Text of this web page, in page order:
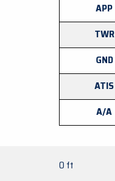
APP
TWR
GND
ATIS
A/A
0 ft